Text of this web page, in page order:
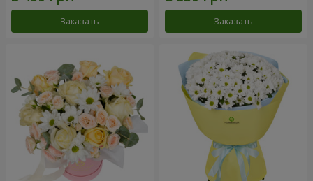
Заказать Заказать